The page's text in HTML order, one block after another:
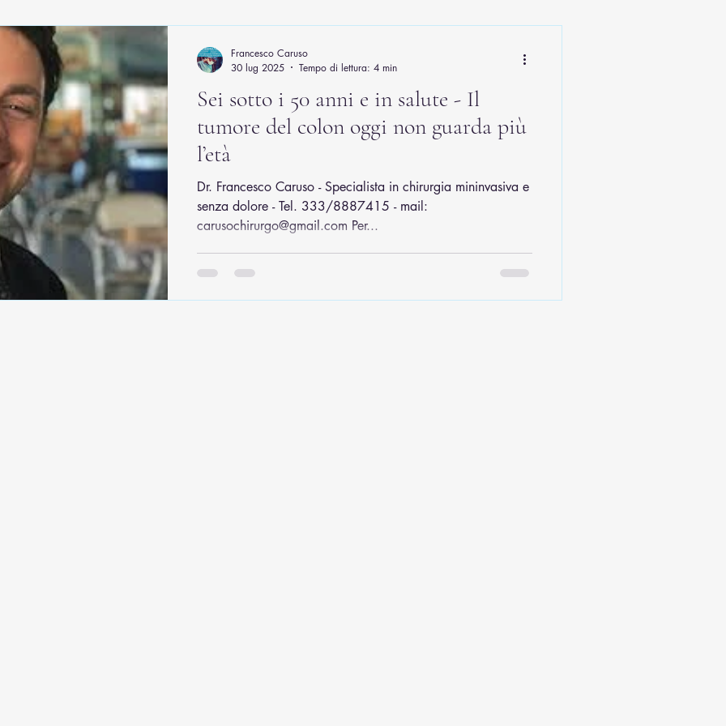
Sei sotto i 50 anni e in salute - Il
tumore del colon oggi non guarda più
l’età
Dr. Francesco Caruso - Specialista in chirurgia mininvasiva e
senza dolore - Tel. 333/8887415 - mail:
carusochirurgo@gmail.com Per...
Francesco Caruso
30 lug 2025
Tempo di lettura: 4 min